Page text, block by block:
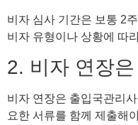
비자 심사 기간은 보통 2
비자 유형이나 상황에 따
2. 비자 연장
비자 연장은 출입국관리
요한 서류를 함께 제출해